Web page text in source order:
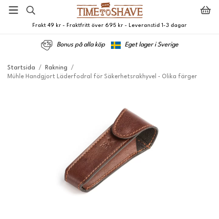
Frakt 49 kr - Fraktfritt över 695 kr - Leveranstid 1-3 dagar
Bonus på alla köp Eget lager i Sverige
Startsida / Rakning
/
Mühle Handgjort Läderfodral för Säkerhetsrakhyvel - Olika färger